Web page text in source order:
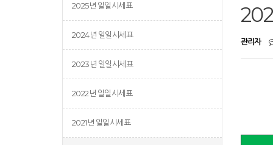
2025년 일일시세표
2024년 일일시세표
2023년 일일시세표
2022년 일일시세표
2021년 일일시세표
관리자